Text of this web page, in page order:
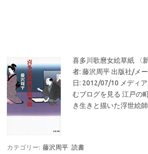
喜多川歌麿女絵草紙 〈
者: 藤沢周平 出版社/メ
日: 2012/07/10 メディ
むブログを見る 江戸の
き生きと描いた浮世絵
カテゴリー: 藤沢周平 読書